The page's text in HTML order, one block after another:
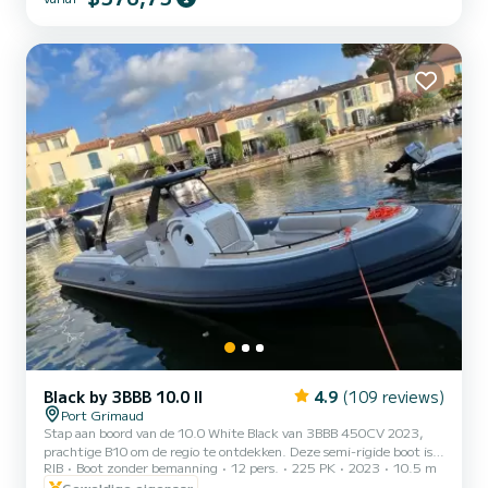
Black by 3BBB 10.0 II 4.9 (109 reviews)
Port Grimaud
Stap aan boord van de 10.0 White Black van 3BBB 450CV 2023,
prachtige B10 om de regio te ontdekken. Deze semi-rigide boot is
in 2023 gebouwd om comfort en prestaties op zee te garanderen.
RIB Boot zonder bemanning 12 pers. 225 PK 2023
10.5 m